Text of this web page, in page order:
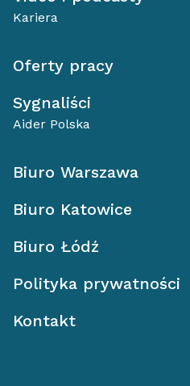
Kariera
Oferty pracy
Sygnaliści
Aider Polska
Biuro Warszawa
Biuro Katowice
Biuro Łódź
Polityka prywatności
Kontakt